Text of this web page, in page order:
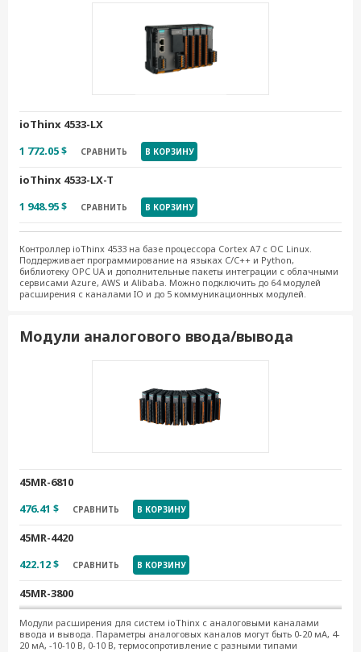
В КОРЗИНУ
В КОРЗИНУ
866.81 $
ioThinx 4533-LX
1 772.05 $
СРАВНИТЬ В КОРЗИНУ
ioThinx 4533-LX-T
1 948.95 $
СРАВНИТЬ В КОРЗИНУ
Контроллер ioThinx 4533 на базе процессора Cortex A7 с ОС Linux.
Поддерживает программирование на языках C/C++ и Python,
библиотеку OPC UA и дополнительные пакеты интеграции с облачными
сервисами Azure, AWS и Alibaba. Можно подключить до 64 модулей
расширения с каналами IO и до 5 коммуникационных модулей.
Модули аналогового ввода/вывода
45MR-6810
476.41 $
СРАВНИТЬ В КОРЗИНУ
45MR-4420
422.12 $
СРАВНИТЬ В КОРЗИНУ
45MR-3800
502.03 $
СРАВНИТЬ В КОРЗИНУ
45MR-3800-T
Модули расширения для систем ioThinx с аналоговыми каналами
ввода и вывода. Параметры аналоговых каналов могут быть 0-20 мА, 4-
20 мА, -10-10 В, 0-10 В, термосопротивление с разными типами